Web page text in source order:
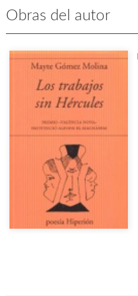
Obras del autor